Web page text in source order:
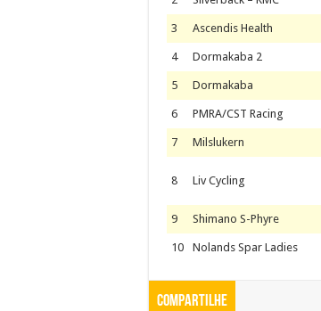
3 Ascendis Health
4 Dormakaba 2
5 Dormakaba
6 PMRA/CST Racing
7 Milslukern
8 Liv Cycling
9 Shimano S-Phyre
10 Nolands Spar Ladies
Compartilhe